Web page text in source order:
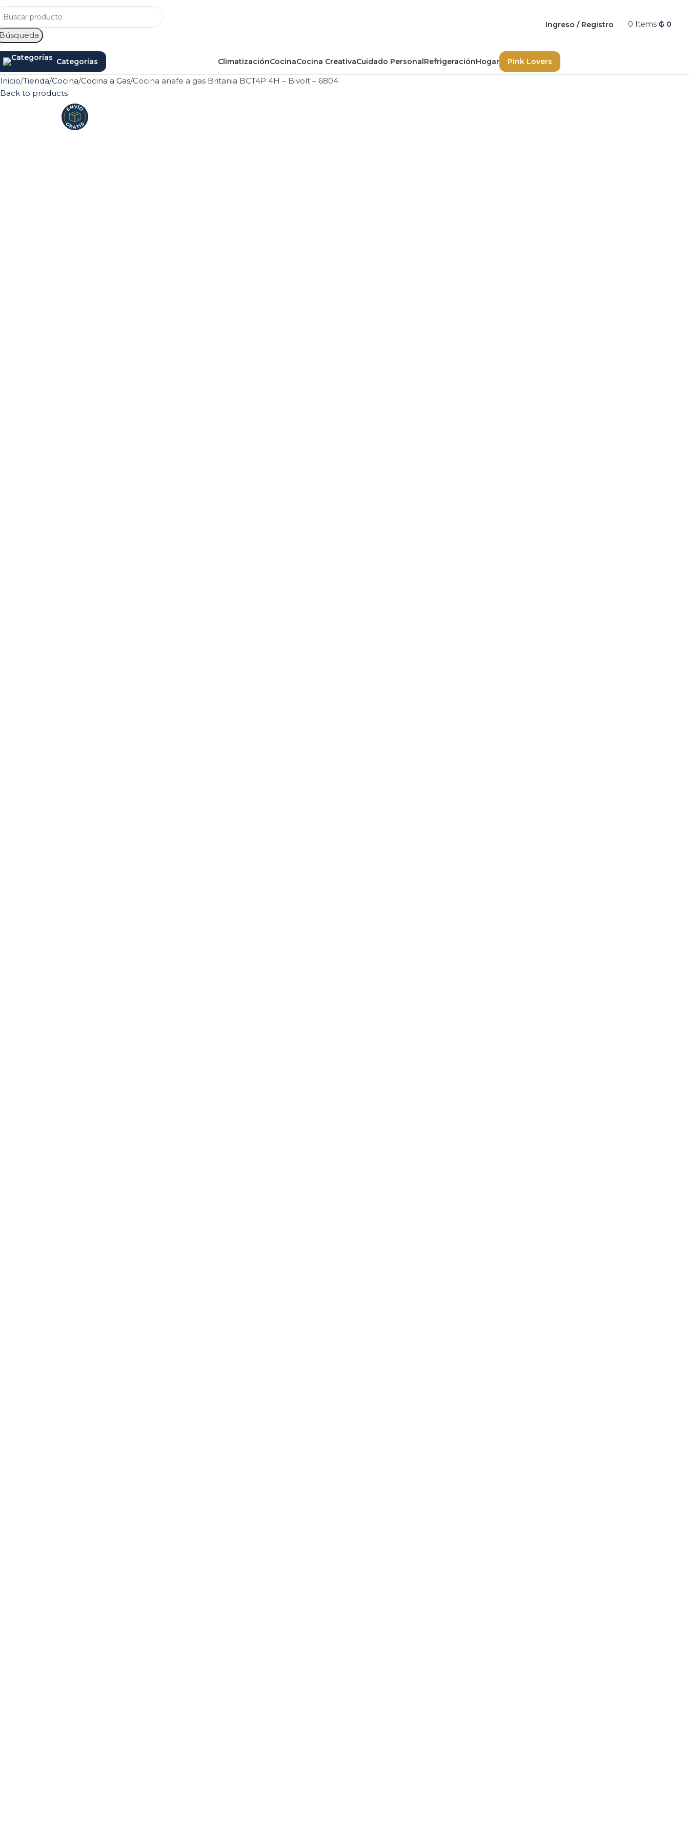
Ingreso / Registro 0 Items ₲ 0
Categorías ClimatizaciónCocinaCocina CreativaCuidado PersonalRefrigeraciónHogar Pink Lovers
Inicio Tienda Cocina Cocina a Gas Cocina anafe a gas Britania BCT4P 4H – Bivolt – 6804
Back to products